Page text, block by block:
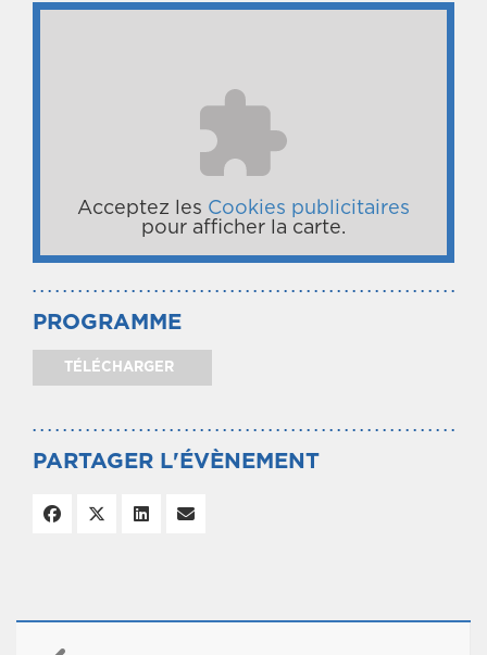
Acceptez les Cookies publicitaires
pour afficher la carte.
PROGRAMME
TÉLÉCHARGER
PARTAGER L'ÉVÈNEMENT